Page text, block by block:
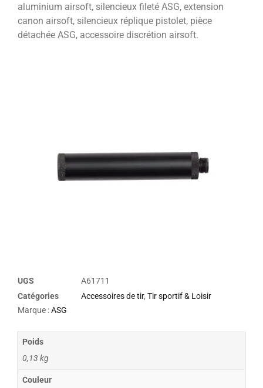
aluminium airsoft, silencieux fileté ASG, extension
canon airsoft, silencieux réplique pistolet, pièce
détachée ASG, accessoire discrétion airsoft.
UGS
A61711
Catégories
Accessoires de tir, Tir sportif & Loisir
Marque :ASG
Poids
0,13 kg
Couleur